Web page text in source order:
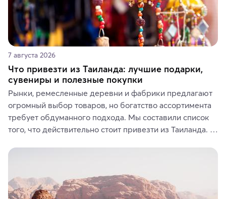
7 августа 2026
Что привезти из Таиланда: лучшие подарки,
сувениры и полезные покупки
Рынки, ремесленные деревни и фабрики предлагают
огромный выбор товаров, но богатство ассортимента
требует обдуманного подхода. Мы составили список
того, что действительно стоит привезти из Таиланда.
средства, одежду, украшения, предметы интерьера
где их купить.